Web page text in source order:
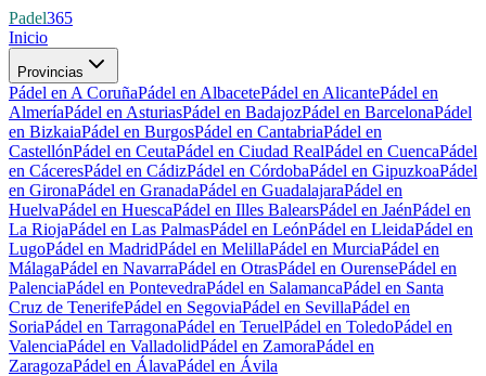
Padel365
Inicio
Provincias
Pádel en A CoruñaPádel en AlbacetePádel en AlicantePádel en
AlmeríaPádel en AsturiasPádel en BadajozPádel en BarcelonaPádel
en BizkaiaPádel en BurgosPádel en CantabriaPádel en
CastellónPádel en CeutaPádel en Ciudad RealPádel en CuencaPádel
en CáceresPádel en CádizPádel en CórdobaPádel en GipuzkoaPádel
en GironaPádel en GranadaPádel en GuadalajaraPádel en
HuelvaPádel en HuescaPádel en Illes BalearsPádel en JaénPádel en
La RiojaPádel en Las PalmasPádel en LeónPádel en LleidaPádel en
LugoPádel en MadridPádel en MelillaPádel en MurciaPádel en
MálagaPádel en NavarraPádel en OtrasPádel en OurensePádel en
PalenciaPádel en PontevedraPádel en SalamancaPádel en Santa
Cruz de TenerifePádel en SegoviaPádel en SevillaPádel en
SoriaPádel en TarragonaPádel en TeruelPádel en ToledoPádel en
ValenciaPádel en ValladolidPádel en ZamoraPádel en
ZaragozaPádel en ÁlavaPádel en Ávila